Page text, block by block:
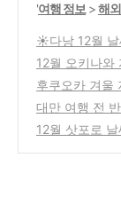
'여행 정보 >해
☀️다낭 12월 날
포인트
(0)
12월 오키나
후쿠오카 겨울
대만 여행 전
(0)
12월 삿포로